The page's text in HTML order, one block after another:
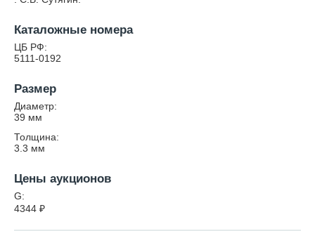
Каталожные номера
ЦБ РФ:
5111-0192
Размер
Диаметр:
39 мм
Толщина:
3.3 мм
Цены аукционов
G:
4344 ₽